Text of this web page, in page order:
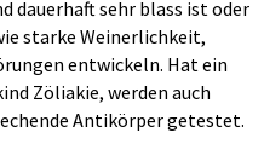
dauerhaft sehr blass ist oder
starke Weinerlichkeit,
entwickeln. Hat ein
Zöliakie, werden auch
Antikörper getestet.